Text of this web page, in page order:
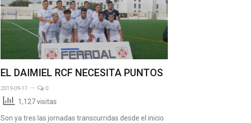
EL DAIMIEL RCF NECESITA PUNTOS
2019-09-17 0
1,127 visitas
Son ya tres las jornadas transcurridas desde el inicio